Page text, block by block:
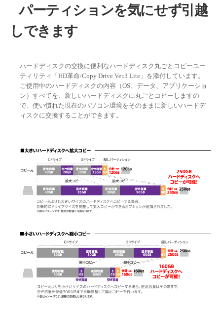
パーティションを気にせず引越
しできます
ハードディスクの交換に便利なハードディスク丸ごとコピーユー
ティリティ「HD革命/Copy Drive Ver.3 Lite」を添付しています。
ご使用中のハードディスクの内容（OS、データ、アプリケーショ
ン）すべてを、新しいハードディスクに丸ごとコピーしますの
で、使い慣れた現在のパソコン環境をそのままに新しいハードデ
ィスクに交換することができます。